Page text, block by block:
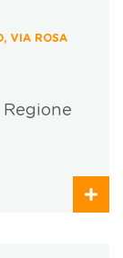
VIA ROSA